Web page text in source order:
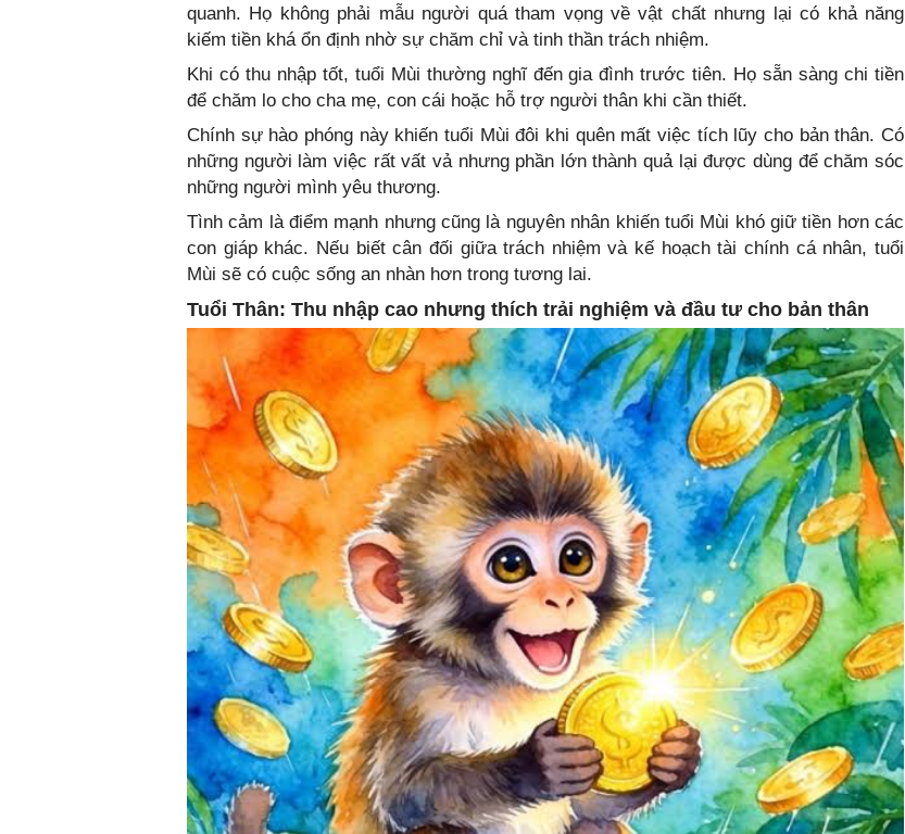
quanh. Họ không phải mẫu người quá tham vọng về vật chất nhưng lại có khả năng
kiếm tiền khá ổn định nhờ sự chăm chỉ và tinh thần trách nhiệm.
Khi có thu nhập tốt, tuổi Mùi thường nghĩ đến gia đình trước tiên. Họ sẵn sàng chi tiền
để chăm lo cho cha mẹ, con cái hoặc hỗ trợ người thân khi cần thiết.
Chính sự hào phóng này khiến tuổi Mùi đôi khi quên mất việc tích lũy cho bản thân. Có
những người làm việc rất vất vả nhưng phần lớn thành quả lại được dùng để chăm sóc
những người mình yêu thương.
Tình cảm là điểm mạnh nhưng cũng là nguyên nhân khiến tuổi Mùi khó giữ tiền hơn các
con giáp khác. Nếu biết cân đối giữa trách nhiệm và kế hoạch tài chính cá nhân, tuổi
Mùi sẽ có cuộc sống an nhàn hơn trong tương lai.
Tuổi Thân: Thu nhập cao nhưng thích trải nghiệm và đầu tư cho bản thân